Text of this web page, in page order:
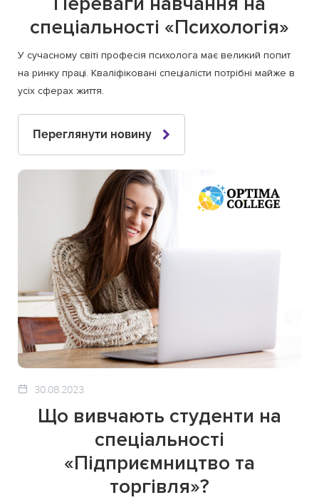
спеціальності «Психологія»
У сучасному світі професія психолога має великий попит
на ринку праці. Кваліфіковані спеціалісти потрібні майже в
усіх сферах життя.
Переглянути новину
30.08.2023
Що вивчають студенти на
спеціальності
«Підприємництво та
торгівля»?